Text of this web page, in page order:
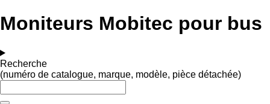
Moniteurs Mobitec pour bus
Recherche
(numéro de catalogue, marque, modèle, pièce détachée)